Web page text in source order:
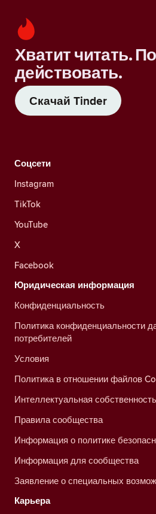
Хватит читать.
действовать.
Скачай Tinder
Соцсети
Instagram
TikTok
YouTube
X
Facebook
Юридическая информация
Конфиденциальность
Политика конфиденциальности
потребителей
Условия
Политика в отношении файлов
Интеллектуальная собственность
Правила сообщества
Информация о политике
Информация для сообщества
Заявление о специальных
Карьера